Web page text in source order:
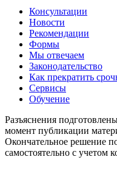
Консультации
Новости
Рекомендации
Формы
Мы отвечаем
Законодательство
Как прекратить
Сервисы
Обучение
Разъяснения
момент публикации
Окончательное решение
самостоятельно с учетом